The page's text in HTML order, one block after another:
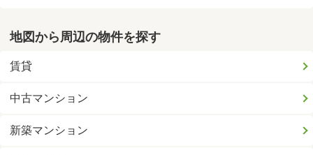
地図から周辺の物件を探す
賃貸
中古マンション
新築マンション